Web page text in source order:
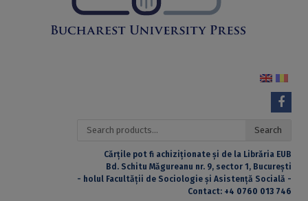
Search
Search
Cărțile pot fi achiziționate și de la Librăria EUB
Bd. Schitu Măgureanu nr. 9, sector 1, București
- holul Facultății de Sociologie și Asistență Socială -
Contact: +4 0760 013 746